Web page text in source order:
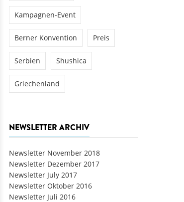
Kampagnen-Event
Berner Konvention Preis
Serbien Shushica
Griechenland
NEWSLETTER ARCHIV
Newsletter November 2018
Newsletter Dezember 2017
Newsletter July 2017
Newsletter Oktober 2016
Newsletter Juli 2016